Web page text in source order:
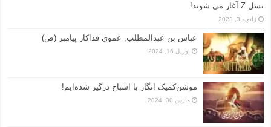
نسل Z آغاز می شوند!
ژانویه 3, 2023
عباس بن عبدالمطلب, عموی فداکار پیامبر (ص)
آوریل 16, 2024
موشن‌کمیک انگار با اشباح درگیر شده‌ایم!
مارس 30, 2024